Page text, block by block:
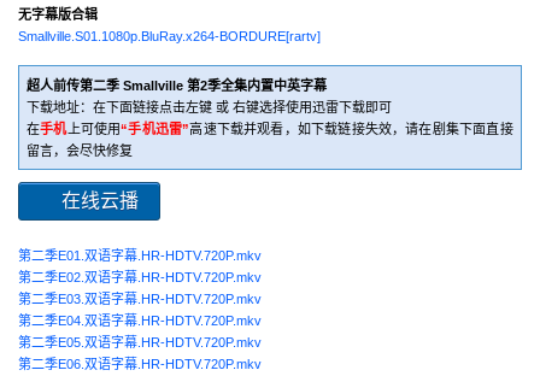
无字幕版合辑
Smallville.S01.1080p.BluRay.x264-BORDURE[rartv]
超人前传第二季 Smallville 第2季全集内置中英字幕
下载地址：在下面链接点击左键 或 右键选择使用迅雷下载即可
在手机上可使用“手机迅雷”高速下载并观看，如下载链接失效，请在剧集下面直接
留言，会尽快修复
在线云播
第二季E01.双语字幕.HR-HDTV.720P.mkv
第二季E02.双语字幕.HR-HDTV.720P.mkv
第二季E03.双语字幕.HR-HDTV.720P.mkv
第二季E04.双语字幕.HR-HDTV.720P.mkv
第二季E05.双语字幕.HR-HDTV.720P.mkv
第二季E06.双语字幕.HR-HDTV.720P.mkv